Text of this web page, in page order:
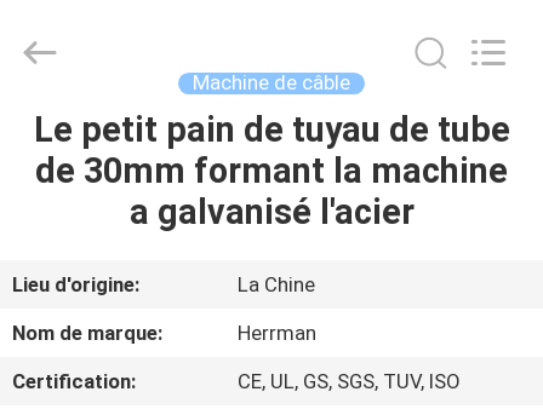
MAISON
PRODUITS
A
PROPOS
DE
Co.,ltd.
Machine de câble
Le petit pain de tuyau de tube
de 30mm formant la machine
a galvanisé l'acier
Lieu d'origine:
La Chine
Nom de marque:
Herrman
Certification:
CE, UL, GS, SGS, TUV, ISO